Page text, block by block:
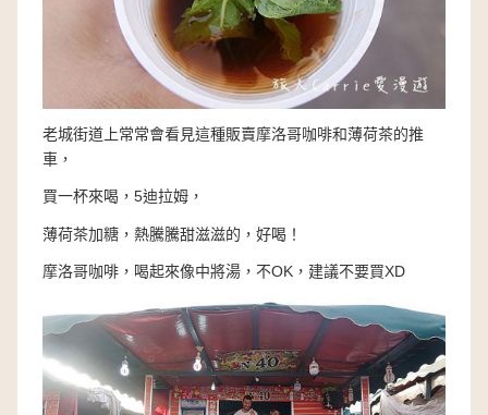
老城街道上常常會看見這種販賣摩洛哥咖啡和薄荷茶的推
車，
買一杯來喝，5迪拉姆，
薄荷茶加糖，熱騰騰甜滋滋的，好喝！
摩洛哥咖啡，喝起來像中將湯，不OK，建議不要買XD